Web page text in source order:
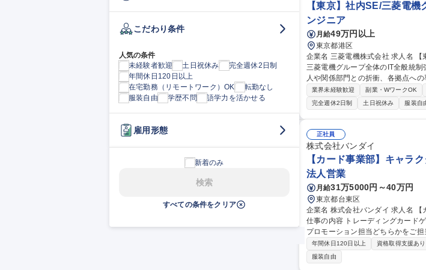
こだわり条件
人気の条件
未経験者歓迎
土日祝休み
完全週休2日制
年間休日120日以上
在宅勤務（リモートワーク）OK
転勤なし
服装自由
学歴不問 語学力を活かせる
雇用形態
新着のみ
検索
すべての条件をクリア
【東京】社内SE/三菱電
ンジニア
月給49万円以上
東京都港区
企業名 三菱電機株式会社 求人名 【東京】社内SE/三菱電機グループのIT全般統制強化の推進リーダー 仕事の内容
三菱電機グループ全体のIT全般統
人や関係部門との折衝、各拠点への導入展開や適
用設計・展開計画の策定：統制に
衝：外部監査法人や社内関係部門
し、ルールの周知や適用促進・指
境です。 募集職種 【東京】
業界未経験歓迎 副業・WワークOK
完全週休2日制
土日祝休み 服装自
正社員
株式会社バンダイ
【カード事業部】キャラ
法人営業
月給31万5000円～40万円
東京都台東区
企業名 株式会社バンダイ 求人名 【カード事業部】キャラクターカード商品 マーケティング担当（アジア全域）
仕事の内容 トレーディングカードゲーム
プロモーション担当どちらかをご
向けた営業／各種分析 ・アジアプロモー
事業部】キャラクターカード商品
年間休日120日以上 資格取得支援あり
服装自由